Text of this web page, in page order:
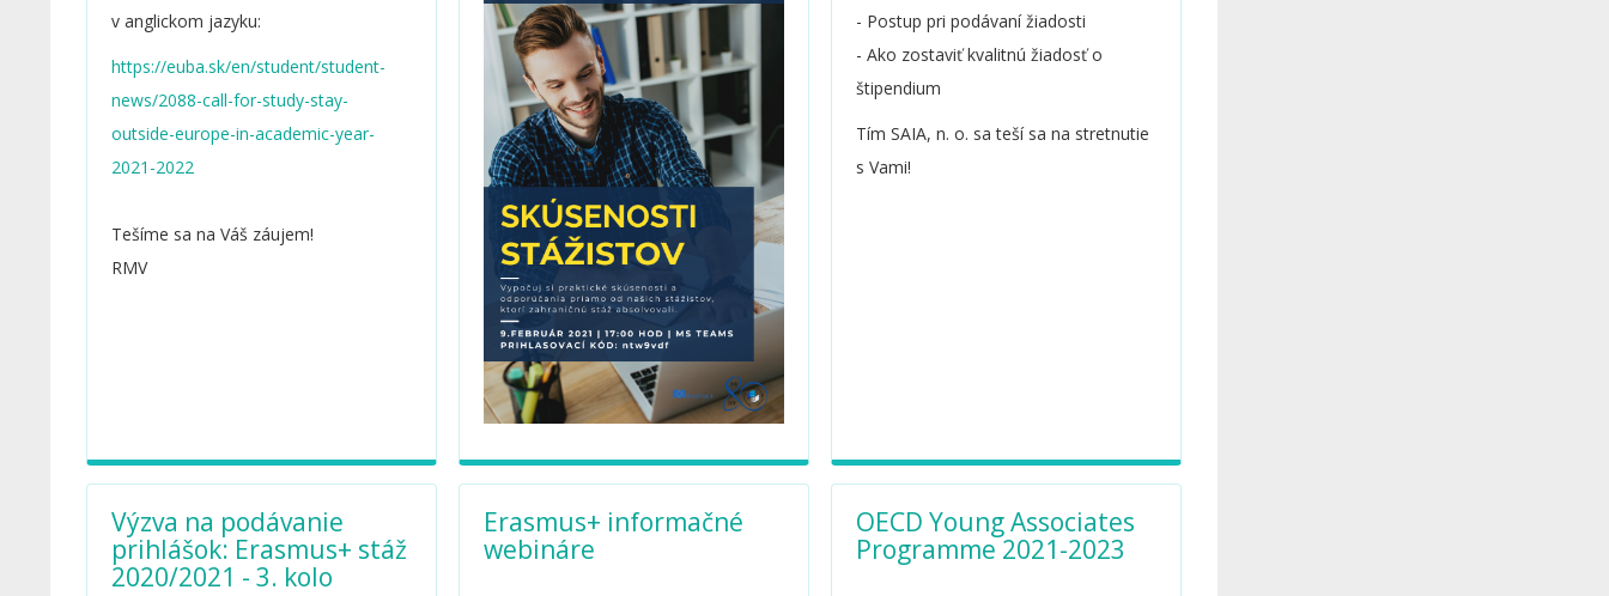
v anglickom jazyku:
https://euba.sk/en/student/student-
news/2088-call-for-study-stay-
outside-europe-in-academic-year-
2021-2022
Tešíme sa na Váš záujem!
RMV
- Postup pri podávaní žiadosti
- Ako zostaviť kvalitnú žiadosť o
štipendium
Tím SAIA, n. o. sa teší sa na stretnutie
s Vami!
Výzva na podávanie
prihlášok: Erasmus+ stáž
2020/2021 - 3. kolo
Erasmus+ informačné
webináre
OECD Young Associates
Programme 2021-2023